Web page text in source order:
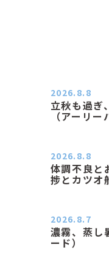
立秋も過ぎ
（アーリー
2026.8.8
体調不良と
捗とカツオ
2026.8.8
濃霧、蒸し
ード）
2026.8.7